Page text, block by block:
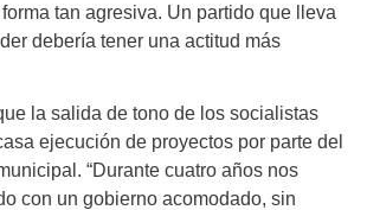
tan agresiva. Un partido que lleva
debería tener una actitud más
la salida de tono de los socialistas
ejecución de proyectos por parte del
“Durante cuatro años nos
con un gobierno acomodado, sin